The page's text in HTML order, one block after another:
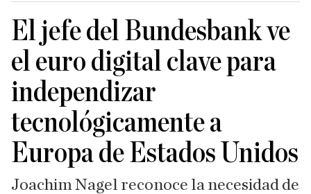
El jefe del Bundesbank ve
el euro digital clave para
independizar
tecnológicamente a
Europa de Estados Unidos
Joachim Nagel reconoce la necesidad de